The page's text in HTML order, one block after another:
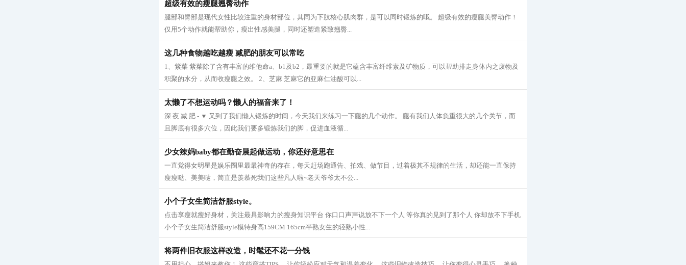
超级有效的瘦腿翘臀动作
腿部和臀部是现代女性比较注重的身材部位，其同为下肢核心肌肉群，是可以同时锻炼的哦。 超级有效的瘦腿美臀动作！
仅用5个动作就能帮助你，瘦出性感美腿，同时还塑造紧致翘臀...
这几种食物越吃越瘦 减肥的朋友可以常吃
1、紫菜 紫菜除了含有丰富的维他命a、b1及b2，最重要的就是它蕴含丰富纤维素及矿物质，可以帮助排走身体内之废物及
积聚的水分，从而收瘦腿之效。 2、芝麻 芝麻它的亚麻仁油酸可以...
太懒了不想运动吗？懒人的福音来了！
深 夜 减 肥 - ▼ 又到了我们懒人锻炼的时间，今天我们来练习一下腿的几个动作。 腿有我们人体负重很大的几个关节，而
且脚底有很多穴位，因此我们要多锻炼我们的脚，促进血液循...
少女辣妈baby都在勤奋晨起做运动，你还好意思在
一直觉得女明星是娱乐圈里最最神奇的存在，每天赶场跑通告、拍戏、做节目，过着极其不规律的生活，却还能一直保持
瘦瘦哒、美美哒，简直是羡慕死我们这些凡人啦~老天爷爷太不公...
小个子女生简洁舒服style。
点击享瘦就瘦好身材，关注最具影响力的瘦身知识平台 你口口声声说放不下一个人 等你真的见到了那个人 你却放不下手机
小个子女生简洁舒服style模特身高159CM 165cm半熟女生的轻熟小性...
将两件旧衣服这样改造，时髦还不花一分钱